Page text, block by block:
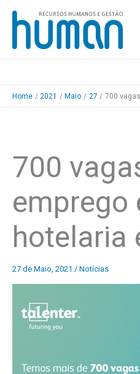
Skip
content
Home 2021 Maio 27 700
700
emprego
hotelaria
27 de Maio, 2021 / Notícias